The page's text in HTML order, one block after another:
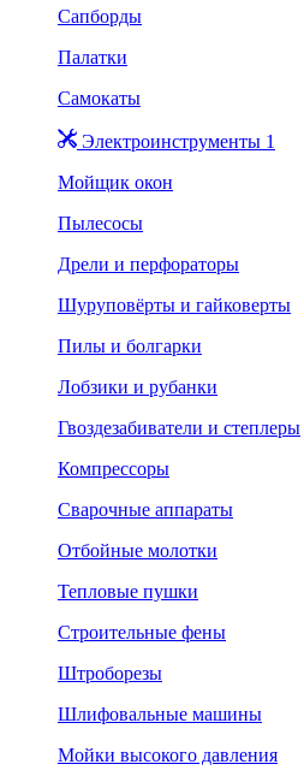
Сапборды
Палатки
Самокаты
Электроинструменты 1
Мойщик окон
Пылесосы
Дрели и перфораторы
Шуруповёрты и гайковерты
Пилы и болгарки
Лобзики и рубанки
Гвоздезабиватели и степлеры
Компрессоры
Сварочные аппараты
Отбойные молотки
Тепловые пушки
Строительные фены
Штроборезы
Шлифовальные машины
Мойки высокого давления